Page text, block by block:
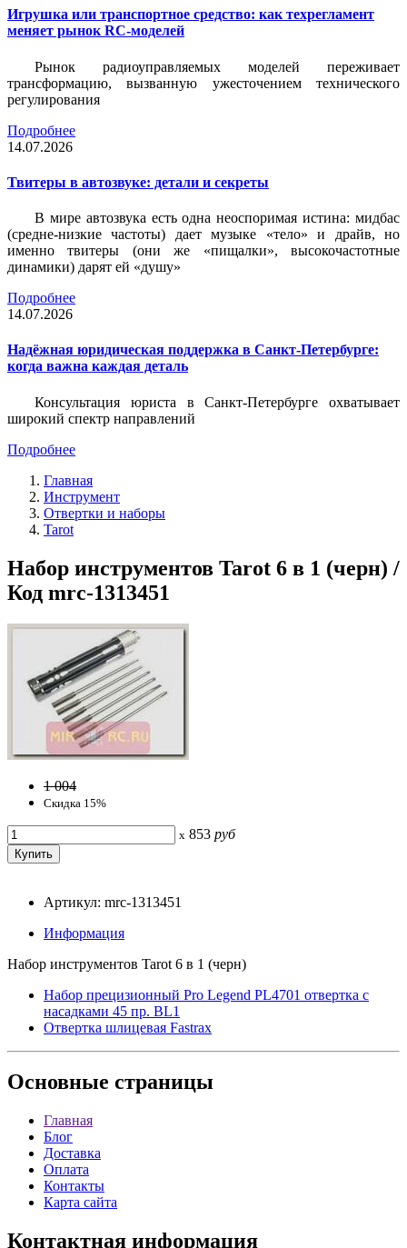
Игрушка или транспортное средство: как техрегламент
меняет рынок RC-моделей
Рынок радиоуправляемых моделей переживает
трансформацию, вызванную ужесточением технического
регулирования
Подробнее
14.07.2026
Твитеры в автозвуке: детали и секреты
В мире автозвука есть одна неоспоримая истина: мидбас
(средне-низкие частоты) дает музыке «тело» и драйв, но
именно твитеры (они же «пищалки», высокочастотные
динамики) дарят ей «душу»
Подробнее
14.07.2026
Надёжная юридическая поддержка в Санкт-Петербурге:
когда важна каждая деталь
Консультация юриста в Санкт-Петербурге охватывает
широкий спектр направлений
Подробнее
Главная
Инструмент
Отвертки и наборы
Tarot
Набор инструментов Tarot 6 в 1 (черн) /
Код mrc-1313451
1 004
Скидка 15%
x 853 руб
Артикул: mrc-1313451
Информация
Набор инструментов Tarot 6 в 1 (черн)
Набор прецизионный Pro Legend PL4701 отвертка с
насадками 45 пр. BL1
Отвертка шлицевая Fastrax
Основные страницы
Главная
Блог
Доставка
Оплата
Контакты
Карта сайта
Контактная информация